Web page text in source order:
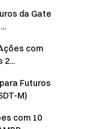
para discutir
da Gate
com
2...
Futuros
M)
com 10